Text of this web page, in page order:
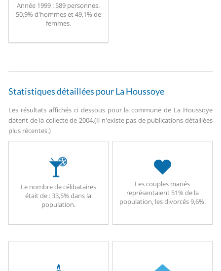
Année 1999 : 589 personnes.
50,9% d'hommes et 49,1% de
femmes.
Statistiques détaillées pour La Houssoye
Les résultats affichés ci dessous pour la commune de La Houssoye
datent de la collecte de 2004.(Il n'existe pas de publications détaillées
plus récentes.)
Le nombre de célibataires
était de : 33,5% dans la
population.
Les couples mariés
représentaient 51% de la
population, les divorcés 9,6%.